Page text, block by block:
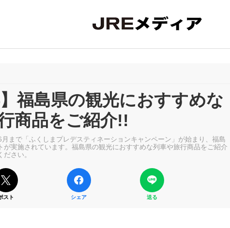
】福島県の観光におすすめな
商品をご紹介!!
まで「ふくしまプレデスティネーションキャンペーン」が始まり、福島
が実施されています。福島県の観光におすすめな列車や旅行商品をご紹介
さい。
スト シェア 送る